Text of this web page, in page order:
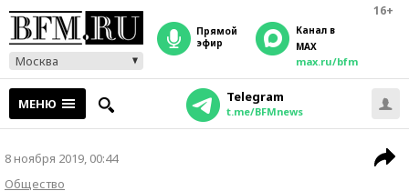
16+
Москва
прямой
эфир
Канал в
MAX
max.ru/bfm
МЕНЮ Telegram
t.me/BFMnews
8 ноября 2019, 00:44
Общество